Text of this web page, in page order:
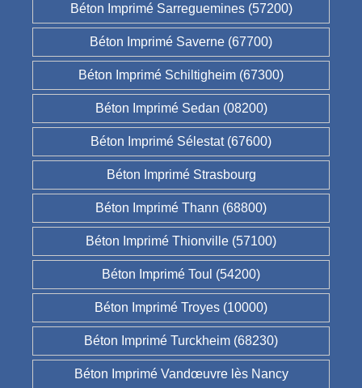
Béton Imprimé Sarreguemines (57200)
Béton Imprimé Saverne (67700)
Béton Imprimé Schiltigheim (67300)
Béton Imprimé Sedan (08200)
Béton Imprimé Sélestat (67600)
Béton Imprimé Strasbourg
Béton Imprimé Thann (68800)
Béton Imprimé Thionville (57100)
Béton Imprimé Toul (54200)
Béton Imprimé Troyes (10000)
Béton Imprimé Turckheim (68230)
Béton Imprimé Vandœuvre lès Nancy